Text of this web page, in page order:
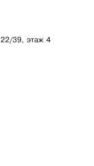
22/39, этаж 4